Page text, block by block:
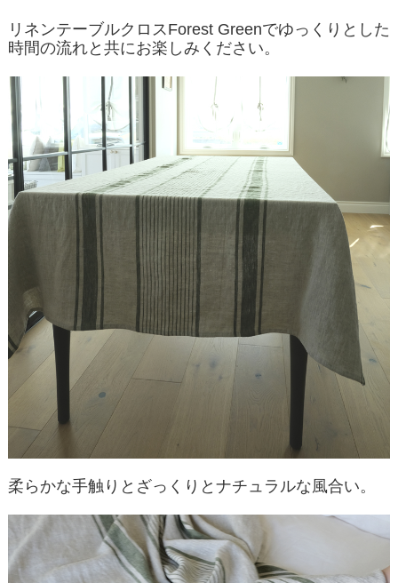
リネンテーブルクロスForest Greenでゆっくりとした
時間の流れと共にお楽しみください。
柔らかな手触りとざっくりとナチュラルな風合い。